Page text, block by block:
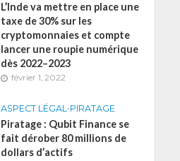
L’Inde va mettre en place une
taxe de 30% sur les
cryptomonnaies et compte
lancer une roupie numérique
dès 2022–2023
février 1, 2022
ASPECT LÉGAL•PIRATAGE
Piratage : Qubit Finance se
fait dérober 80 millions de
dollars d’actifs